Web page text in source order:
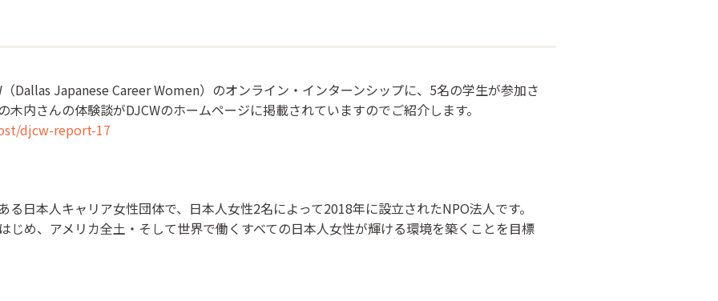
Dallas Japanese Career Women）のオンライン・インターンシップに、5名の学生が参加さ
内さんの体験談がDJCWのホームページに掲載されていますのでご紹介します。
djcw-report-17
る日本人キャリア女性団体で、日本人女性2名によって2018年に設立されたNPO法人です。
じめ、アメリカ全土・そして世界で働くすべての日本人女性が輝ける環境を築くことを目標